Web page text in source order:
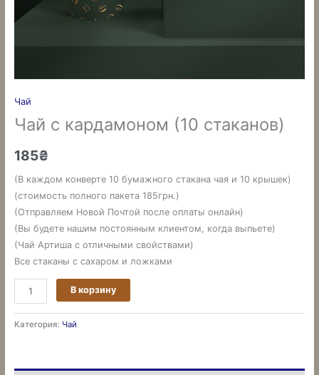
Чай
Чай с кардамоном (10 стаканов)
185₴
(В каждом конверте 10 бумажного стакана чая и 10 крышек)
(стоимость полного пакета 185грн.)
(Отправляем Новой Почтой после оплаты онлайн)
(Вы будете нашим постоянным клиентом, когда выпьете)
(Чай Артиша с отличными свойствами)
Все стаканы с сахаром и ложками
В корзину
Категория: Чай